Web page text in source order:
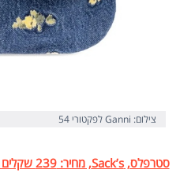
צילום: Ganni לפקטורי 54
סטרפלס, Sack’s, מחיר: 239 שקלים (במקום 398)